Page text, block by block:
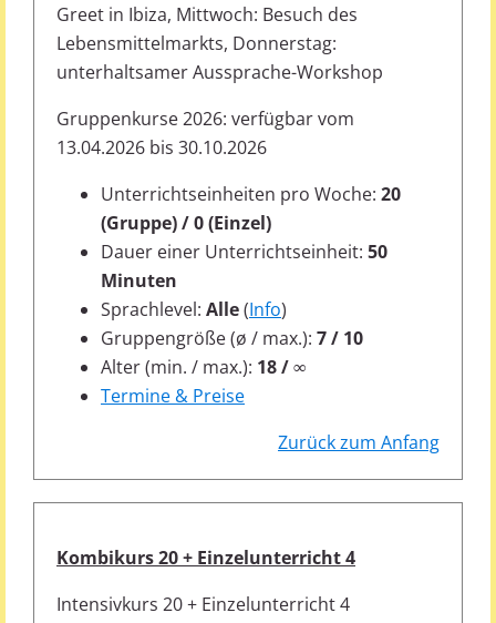
Greet in Ibiza, Mittwoch: Besuch des
Lebensmittelmarkts, Donnerstag:
unterhaltsamer Aussprache-Workshop
Gruppenkurse 2026: verfügbar vom
13.04.2026 bis 30.10.2026
Unterrichtseinheiten pro Woche: 20
(Gruppe) / 0 (Einzel)
Dauer einer Unterrichtseinheit: 50
Minuten
Sprachlevel: Alle(Info)
Gruppengröße (ø / max.): 7 / 10
Alter (min. / max.): 18 / ∞
Termine & Preise
Zurück zum Anfang
Kombikurs 20 + Einzelunterricht 4
Intensivkurs 20 + Einzelunterricht 4